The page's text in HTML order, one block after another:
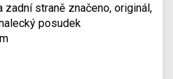
zadní straně značeno, originál,
posudek